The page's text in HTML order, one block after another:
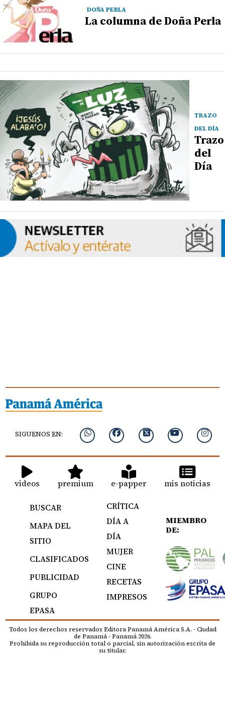
DOÑA PERLA
La columna de Doña Perla
TRAZO
DEL DÍA
Trazo
del
Día
SIGUENOS EN:
videos premium e-papper mis noticias
BUSCAR
MAPA DEL
SITIO
CLASIFICADOS
PUBLICIDAD
GRUPO
EPASA
CRÍTICA
DÍA A
DÍA
MUJER
CINE
RECETAS
IMPRESOS
MIEMBRO
DE:
Todos los derechos reservados Editora Panamá América S.A. - Ciudad
de Panamá - Panamá 2026.
Prohibida su reproducción total o parcial, sin autorización escrita de
su titular.